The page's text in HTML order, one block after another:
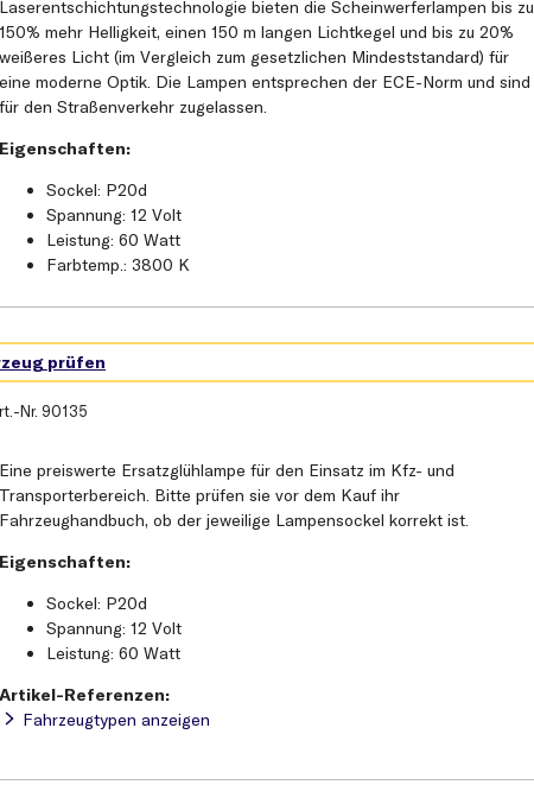
Laserentschichtungstechnologie bieten die Scheinwerferlampen bis zu
150% mehr Helligkeit, einen 150 m langen Lichtkegel und bis zu 20%
weißeres Licht (im Vergleich zum gesetzlichen Mindeststandard) für
eine moderne Optik. Die Lampen entsprechen der ECE-Norm und sind
für den Straßenverkehr zugelassen.
Eigenschaften:
Sockel: P20d
Spannung: 12 Volt
Leistung: 60 Watt
Farbtemp.: 3800 K
Nr. 90135
Eine preiswerte Ersatzglühlampe für den Einsatz im Kfz- und
Transporterbereich. Bitte prüfen sie vor dem Kauf ihr
Fahrzeughandbuch, ob der jeweilige Lampensockel korrekt ist.
Eigenschaften:
Sockel: P20d
Spannung: 12 Volt
Leistung: 60 Watt
Artikel-Referenzen:
Fahrzeugtypen anzeigen